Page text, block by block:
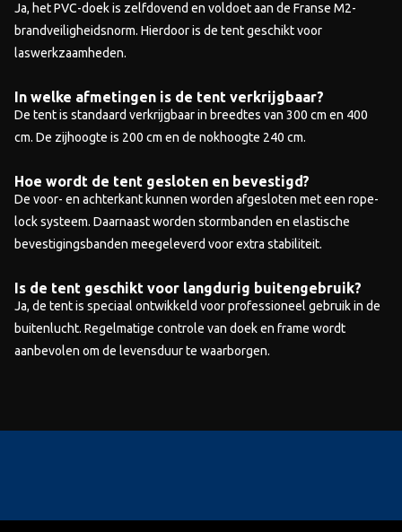
Ja, het PVC-doek is zelfdovend en voldoet aan de Franse M2-
brandveiligheidsnorm. Hierdoor is de tent geschikt voor
laswerkzaamheden.
In welke afmetingen is de tent verkrijgbaar?
De tent is standaard verkrijgbaar in breedtes van 300 cm en 400
cm. De zijhoogte is 200 cm en de nokhoogte 240 cm.
Hoe wordt de tent gesloten en bevestigd?
De voor- en achterkant kunnen worden afgesloten met een rope-
lock systeem. Daarnaast worden stormbanden en elastische
bevestigingsbanden meegeleverd voor extra stabiliteit.
Is de tent geschikt voor langdurig buitengebruik?
Ja, de tent is speciaal ontwikkeld voor professioneel gebruik in de
buitenlucht. Regelmatige controle van doek en frame wordt
aanbevolen om de levensduur te waarborgen.